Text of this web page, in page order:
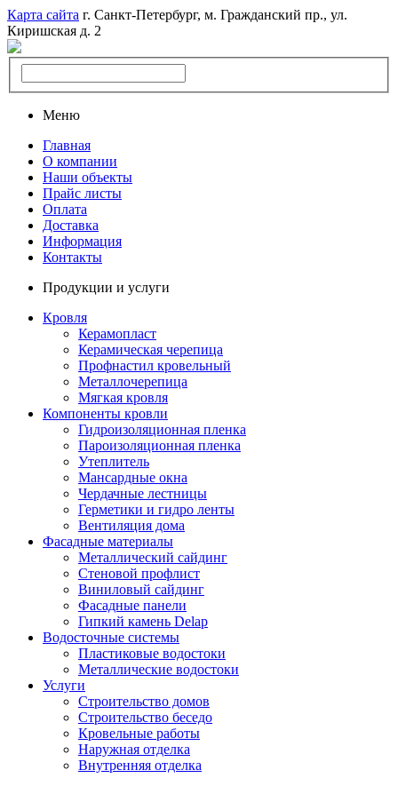
Карта сайта г. Санкт-Петербург, м. Гражданский пр., ул.
Киришская д. 2
Меню
Главная
О компании
Наши объекты
Прайс листы
Оплата
Доставка
Информация
Контакты
Продукции и услуги
Кровля
Керамопласт
Керамическая черепица
Профнастил кровельный
Металлочерепица
Мягкая кровля
Компоненты кровли
Гидроизоляционная пленка
Пароизоляционная пленка
Утеплитель
Мансардные окна
Чердачные лестницы
Герметики и гидро ленты
Вентиляция дома
Фасадные материалы
Металлический сайдинг
Стеновой профлист
Виниловый сайдинг
Фасадные панели
Гипкий камень Delap
Водосточные системы
Пластиковые водостоки
Металлические водостоки
Услуги
Строительство домов
Строительство беседо
Кровельные работы
Наружная отделка
Внутренняя отделка